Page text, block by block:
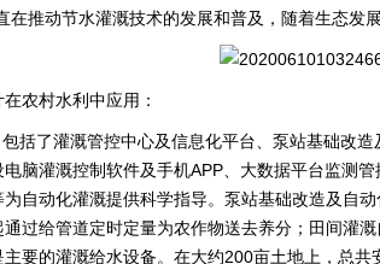
在推动节水灌溉技术的发展和普及，随着生态发
农村水利中应用：
括了灌溉管控中心及信息化平台、泵站基础改
脑灌溉控制软件及手机APP、大数据平台监测
自动化灌溉提供科学指导。泵站基础改造及自
过给管道定时定量为农作物送去养分；田间灌
要的灌溉给水设备。在大约200亩土地上，总